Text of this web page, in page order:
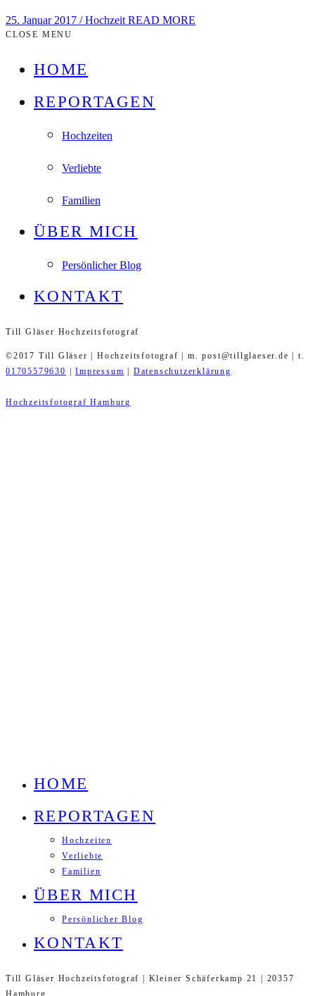
25. Januar 2017 /Hochzeit READ MORE
CLOSE MENU
HOME
REPORTAGEN
Hochzeiten
Verliebte
Familien
ÜBER MICH
Persönlicher Blog
KONTAKT
Till Gläser Hochzeitsfotograf
©2017 Till Gläser | Hochzeitsfotograf | m. post@tillglaeser.de | t.
01705579630 |Impressum | Datenschutzerklärung
Hochzeitsfotograf Hamburg
HOME
REPORTAGEN
Hochzeiten
Verliebte
Familien
ÜBER MICH
Persönlicher Blog
KONTAKT
Till Gläser Hochzeitsfotograf | Kleiner Schäferkamp 21 | 20357
Hamburg